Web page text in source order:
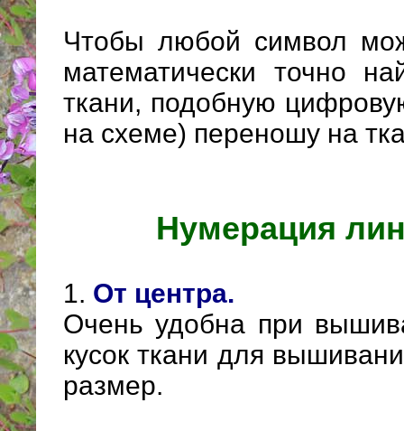
Чтобы любой символ
математически точно
ткани, подобную
на схеме) переношу на
Нумерация
1. От центра.
Очень удобна при
кусок ткани для
размер.